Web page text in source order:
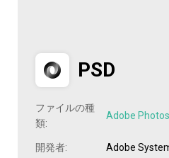
PSD
ファイルの種
類:
Adobe
開発者: Adobe